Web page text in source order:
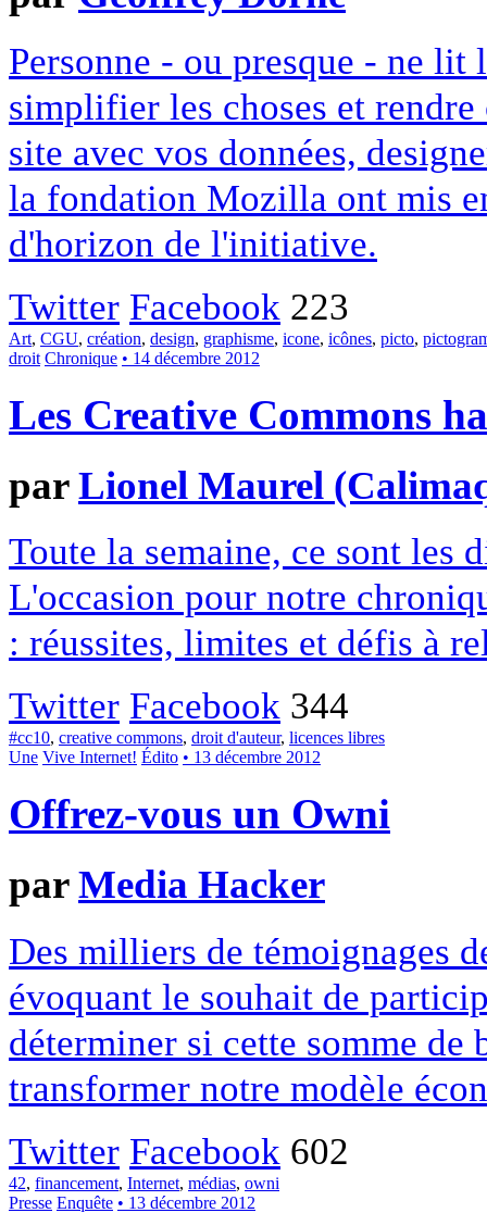
Personne - ou presque - ne
simplifier les choses et
site avec vos données,
la fondation Mozilla ont mis
d'horizon de l'initiative.
Twitter Facebook 223
Art, CGU, création, design, graphisme, icone, icônes, picto,
droit Chronique • 14 décembre 2012
Les Creative Commons
parLionel Maurel
Toute la semaine, ce sont les
L'occasion pour notre
: réussites, limites et défis à
Twitter Facebook 344
#cc10, creative commons, droit d'auteur, licences libres
Une Vive Internet! Édito • 13 décembre 2012
Offrez-vous un Owni
parMedia Hacker
Des milliers de témoignages
évoquant le souhait de
déterminer si cette somme
transformer notre modèle
Twitter Facebook 602
42, financement, Internet, médias, owni
Presse Enquête • 13 décembre 2012